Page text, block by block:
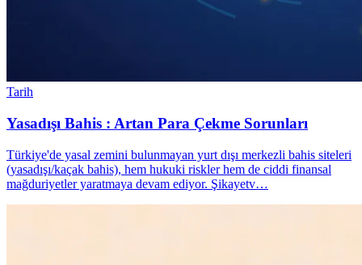
Tarih
Yasadışı Bahis : Artan Para Çekme Sorunları
Türkiye'de yasal zemini bulunmayan yurt dışı merkezli bahis siteleri
(yasadışı/kaçak bahis), hem hukuki riskler hem de ciddi finansal
mağduriyetler yaratmaya devam ediyor. Şikayetv…